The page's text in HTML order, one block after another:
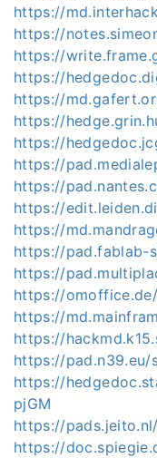
https://
https://
https://
https://
https://
https://
https://
https://
https://
https://
https://
https://pad.fablab-
https://
https://
https://
https://
https://
https://
pjGM
https://
https://